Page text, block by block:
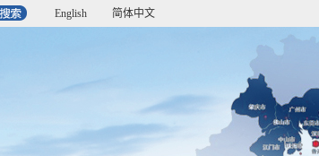
简体中文
English